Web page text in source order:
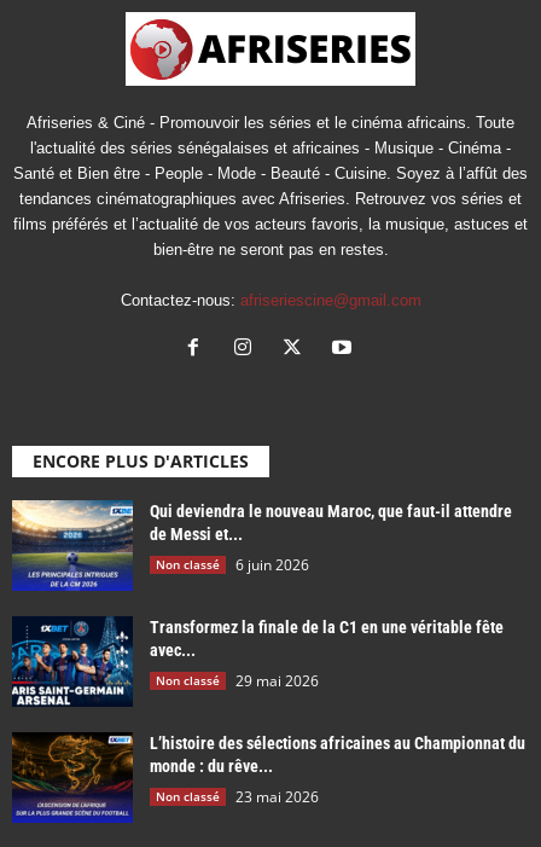
Afriseries & Ciné - Promouvoir les séries et le cinéma africains. Toute
l'actualité des séries sénégalaises et africaines - Musique - Cinéma -
Santé et Bien être - People - Mode - Beauté - Cuisine. Soyez à l’affût des
tendances cinématographiques avec Afriseries. Retrouvez vos séries et
films préférés et l’actualité de vos acteurs favoris, la musique, astuces et
bien-être ne seront pas en restes.
Contactez-nous: afriseriescine@gmail.com
ENCORE PLUS D'ARTICLES
Qui deviendra le nouveau Maroc, que faut-il attendre
de Messi et...
Non classé 6 juin 2026
Transformez la finale de la C1 en une véritable fête
avec...
Non classé 29 mai 2026
L’histoire des sélections africaines au Championnat du
monde : du rêve...
Non classé 23 mai 2026